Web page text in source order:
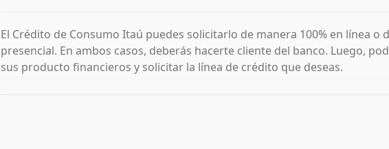
El Crédito de Consumo Itaú puedes solicitarlo de manera 100% en línea o
presencial. En ambos casos, deberás hacerte cliente del banco. Luego,
sus producto financieros y solicitar la línea de crédito que deseas.